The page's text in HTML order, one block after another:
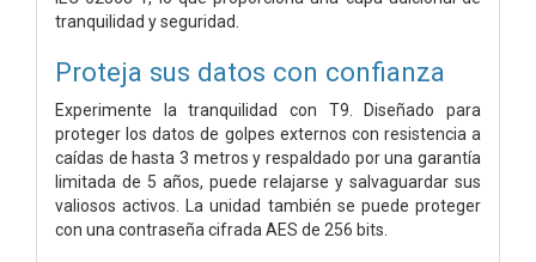
tranquilidad y seguridad.
Proteja sus datos con confianza
Experimente la tranquilidad con T9. Diseñado para
proteger los datos de golpes externos con resistencia a
caídas de hasta 3 metros y respaldado por una garantía
limitada de 5 años, puede relajarse y salvaguardar sus
valiosos activos. La unidad también se puede proteger
con una contraseña cifrada AES de 256 bits.